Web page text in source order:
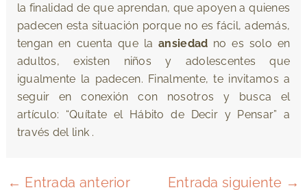
la finalidad de que aprendan, que apoyen a quienes
padecen esta situación porque no es fácil, además,
tengan en cuenta que laansiedad no es solo en
adultos, existen niños y adolescentes que
igualmente la padecen. Finalmente, te invitamos a
seguir en conexión con nosotros y busca el
artículo: “Quítate el Hábito de Decir y Pensar” a
través del link .
← Entrada anterior Entrada siguiente →